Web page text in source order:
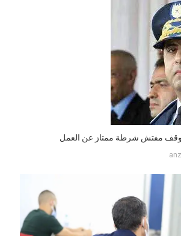
مفتش شرطة ممتاز عن العمل